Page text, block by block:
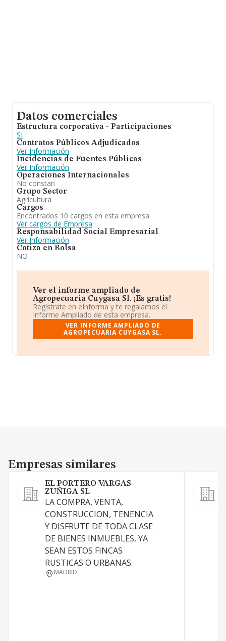
Datos comerciales
Estructura corporativa - Participaciones
SI
Contratos Públicos Adjudicados
Ver Información
Incidencias de Fuentes Públicas
Ver Información
Operaciones Internacionales
No constan
Grupo Sector
Agricultura
Cargos
Encontrados 10 cargos en esta empresa
Ver cargos de Empresa
Responsabilidad Social Empresarial
Ver Información
Cotiza en Bolsa
NO
Ver el informe ampliado de
Agropecuaria Cuygasa Sl. ¡Es gratis!
Regístrate en eInforma y te regalamos el
Informe Ampliado de esta empresa.
VER INFORME AMPLIADO DE
AGROPECUARIA CUYGASA SL.
Empresas similares
Empresas similares
EL PORTERO VARGAS
ZUÑIGA SL
LA COMPRA, VENTA,
CONSTRUCCION, TENENCIA
Y DISFRUTE DE TODA CLASE
DE BIENES INMUEBLES, YA
SEAN ESTOS FINCAS
RUSTICAS O URBANAS.
MADRID